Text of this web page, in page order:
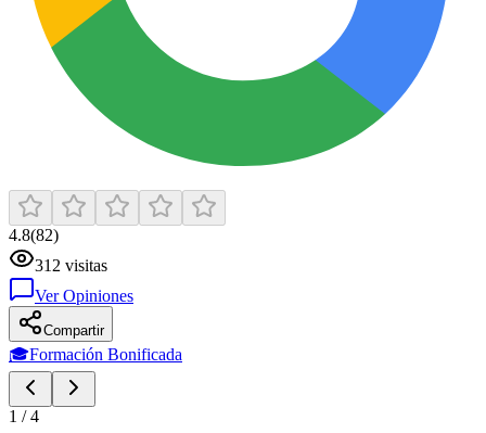
4.8(82)
312 visitas
Ver Opiniones
Compartir
🎓Formación Bonificada
1 /4